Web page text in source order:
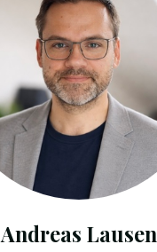
Andreas Lausen